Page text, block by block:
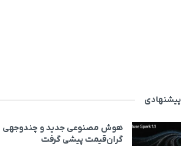
پیشنهادی
هوش مصنوعی جدید و چندوجهی
گران‌قیمت پیشی گرفت